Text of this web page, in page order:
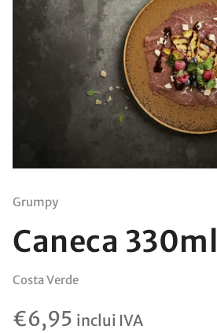
Grumpy
Caneca 330ml
Costa Verde
€6,95 inclui IVA